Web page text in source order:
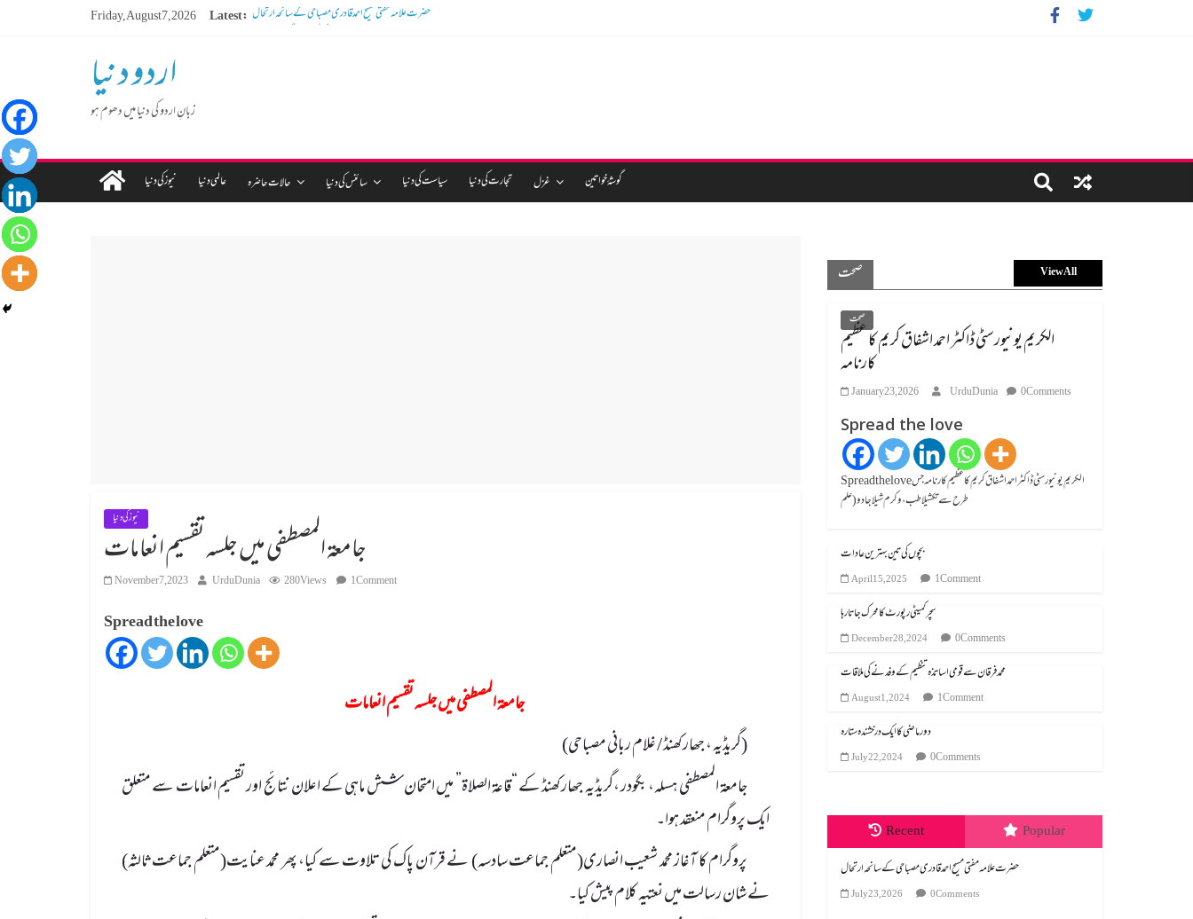
Friday, August 7, 2026 Latest: ڈیجیٹل دور کا گمشدہ نوجوان
اردو دنیا
زبانِ اردو کی دنیا میں دھوم ہو
نیوز کی دنیا عالمی دنیا حالات حاضرہ سائنس کی دنیا سیاست کی دنیا تجارت کی دنیا غزل گوشۂ خواتین
نیوز کی دنیا
جامعۃ المصطفی میں جلسہ تقسیم انعامات
November 7, 2023 UrduDunia 280 Views 1 Comment
Spread the love
جامعۃ المصطفی میں جلسہ تقسیم انعامات
(گریڈیہ ، جھارکھنڈ / غلام ربانی مصباحی)
جامعة المصطفى ہسلہ، بگودر ،گریڈیہ جھارکھنڈ کے “قاعة الصلاة” میں امتحان شش ماہی کے اعلان نتائج اور تقسیم انعامات سے متعلق
ایک پروگرام منعقد ہوا۔
پروگرام کا آغاز محمد شعیب انصاری(متعلم جماعت سادسہ) نے قرآن پاک کی تلاوت سے کیا، پھر محمد عنایت(متعلم جماعت ثالثہ)
نے شان رسالت میں نعتیہ کلام پیش کیا۔
صحت View All
صحت
الکریم یونیورسٹی ڈاکٹر احمد اشفاق کریم کا عظیم
کارنامہ
January 23, 2026 UrduDunia 0 Comments
Spread the love
Spread the loveالکریم یونیورسٹی ڈاکٹر احمد اشفاق کریم کا عظیم کارنامہ جس
طرح سے تکشیلا طب، وکرم شیلا جادو (علم
بچوں کی تین بہترین عادات
April 15, 2025 1 Comment
سچر کمیٹی رپورٹ کا محرک جاتا رہا
December 28, 2024 0 Comments
محمد فرقان سے قومی اساتذہ تنظیم کے وفد نے کی ملاقات
August 1, 2024 1 Comment
دور ماضی کا ایک درخشندہ ستارہ
July 22, 2024 0 Comments
Recent Popular
July 23, 2026 0 Comments